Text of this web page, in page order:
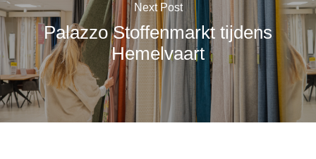
Next Post
Palazzo Stoffenmarkt tijdens
Hemelvaart